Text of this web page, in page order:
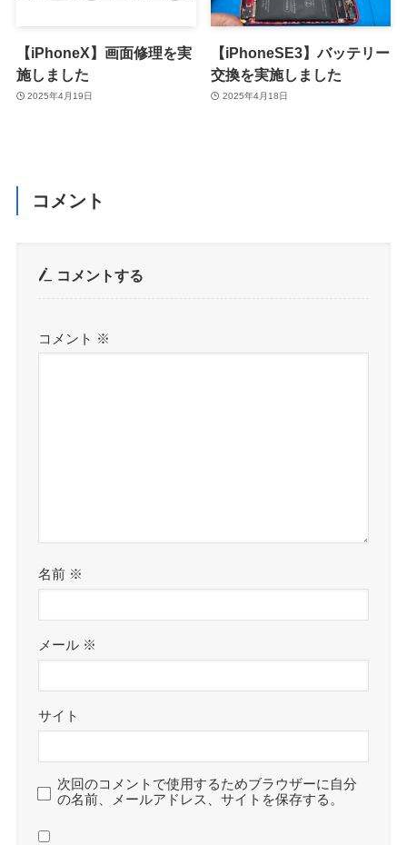
【iPhoneX】画面修理を実
施しました
2025年4月19日
【iPhoneSE3】バッテリー
交換を実施しました
2025年4月18日
コメント
コメントする
コメント ※
名前 ※
メール ※
サイト
次回のコメントで使用するためブラウザーに自分
の名前、メールアドレス、サイトを保存する。